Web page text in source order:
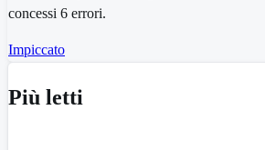
concessi 6 errori.
Impiccato
Più letti